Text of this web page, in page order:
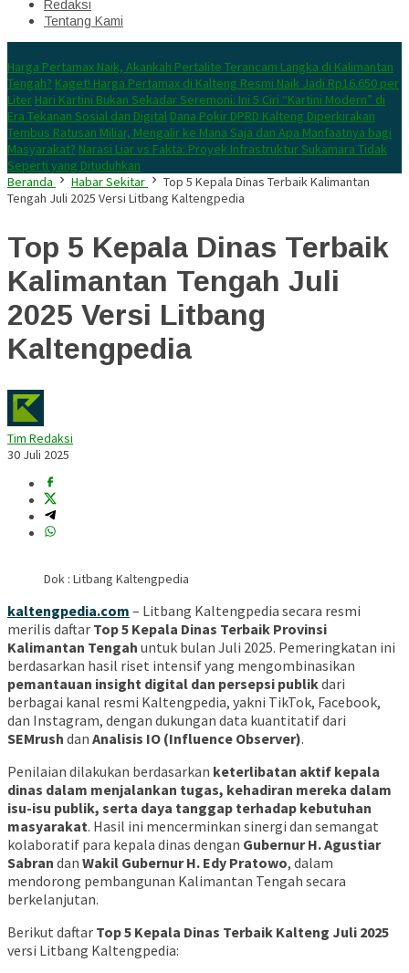
Redaksi
Tentang Kami
Harga Pertamax Naik, Akankah Pertalite Terancam Langka di Kalimantan
Tengah? Kaget! Harga Pertamax di Kalteng Resmi Naik Jadi Rp16.650 per
Liter Hari Kartini Bukan Sekadar Seremoni: Ini 5 Ciri “Kartini Modern” di
Era Tekanan Sosial dan Digital Dana Pokir DPRD Kalteng Diperkirakan
Tembus Ratusan Miliar, Mengalir ke Mana Saja dan Apa Manfaatnya bagi
Masyarakat? Narasi Liar vs Fakta: Proyek Infrastruktur Sukamara Tidak
Seperti yang Dituduhkan
Beranda
Habar Sekitar
Top 5 Kepala Dinas Terbaik Kalimantan
Tengah Juli 2025 Versi Litbang Kaltengpedia
Top 5 Kepala Dinas Terbaik
Kalimantan Tengah Juli
2025 Versi Litbang
Kaltengpedia
Tim Redaksi
30 Juli 2025
Dok : Litbang Kaltengpedia
kaltengpedia.com – Litbang Kaltengpedia secara resmi
merilis daftar Top 5 Kepala Dinas Terbaik Provinsi
Kalimantan Tengah untuk bulan Juli 2025. Pemeringkatan ini
berdasarkan hasil riset intensif yang mengombinasikan
pemantauan insight digital dan persepsi publikdari
berbagai kanal resmi Kaltengpedia, yakni TikTok, Facebook,
dan Instagram, dengan dukungan data kuantitatif dari
SEMrush dan Analisis IO (Influence Observer).
Penilaian dilakukan berdasarkan keterlibatan aktif kepala
dinas dalam menjalankan tugas, kehadiran mereka dalam
isu-isu publik, serta daya tanggap terhadap kebutuhan
masyarakat. Hasil ini mencerminkan sinergi dan semangat
kolaboratif para kepala dinas dengan Gubernur H. Agustiar
Sabran dan Wakil Gubernur H. Edy Pratowo, dalam
mendorong pembangunan Kalimantan Tengah secara
berkelanjutan.
Berikut daftar Top 5 Kepala Dinas Terbaik Kalteng Juli 2025
versi Litbang Kaltengpedia: